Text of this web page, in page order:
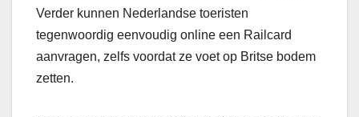
Verder kunnen Nederlandse toeristen
tegenwoordig eenvoudig online een Railcard
aanvragen, zelfs voordat ze voet op Britse bodem
zetten.